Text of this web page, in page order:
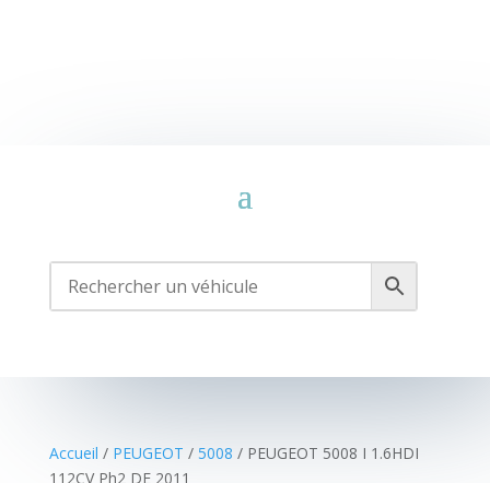
Accueil / PEUGEOT / 5008 / PEUGEOT 5008 I 1.6HDI
112CV Ph2 DE 2011